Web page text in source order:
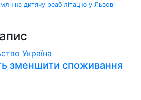
на дитячу реабілітацію у Львові
Україна
зменшити споживання